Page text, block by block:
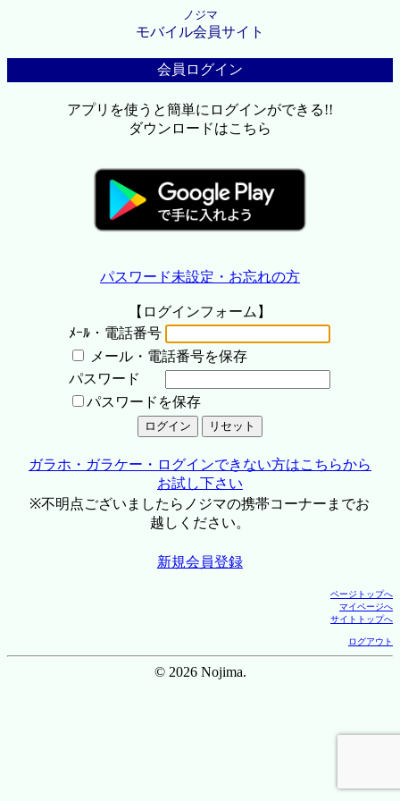
ノジマ
モバイル会員サイト
会員ログイン
アプリを使うと簡単にログインができる!!
ダウンロードはこちら
パスワード未設定・お忘れの方
【ログインフォーム】
ﾒｰﾙ・電話番号
メール・電話番号を保存
パスワード
パスワードを保存
ガラホ・ガラケー・ログインできない方はこちらから
お試し下さい
※不明点ございましたらノジマの携帯コーナーまでお
越しください。
新規会員登録
ページトップへ
マイページへ
サイトトップへ
ログアウト
© 2026 Nojima.